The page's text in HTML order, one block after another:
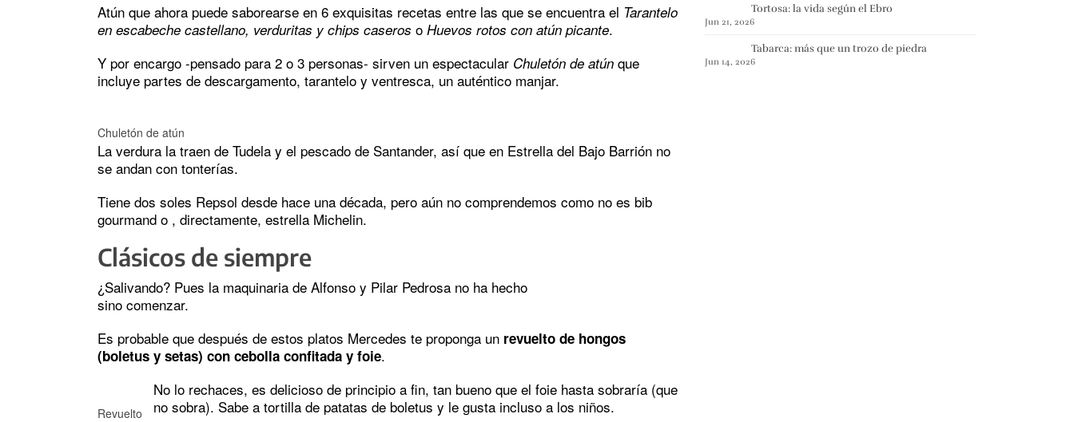
Atún que ahora puede saborearse en 6 exquisitas recetas entre las que se encuentra el Tarantelo
en escabeche castellano, verduritas y chips caseros o Huevos rotos con atún picante.
Y por encargo -pensado para 2 o 3 personas- sirven un espectacular Chuletón de atún que
incluye partes de descargamento, tarantelo y ventresca, un auténtico manjar.
Chuletón de atún
La verdura la traen de Tudela y el pescado de Santander, así que en Estrella del Bajo Barrión no
se andan con tonterías.
Tiene dos soles Repsol desde hace una década, pero aún no comprendemos como no es bib
gourmand o , directamente, estrella Michelin.
Clásicos de siempre
¿Salivando? Pues la maquinaria de Alfonso y Pilar Pedrosa no ha hecho
sino comenzar.
Es probable que después de estos platos Mercedes te proponga un revuelto de hongos
(boletus y setas) con cebolla confitada y foie.
Revuelto
No lo rechaces, es delicioso de principio a fin, tan bueno que el foie hasta sobraría (que
no sobra). Sabe a tortilla de patatas de boletus y le gusta incluso a los niños.
Tortosa: la vida según el Ebro
Jun 21, 2026
Tabarca: más que un trozo de piedra
Jun 14, 2026